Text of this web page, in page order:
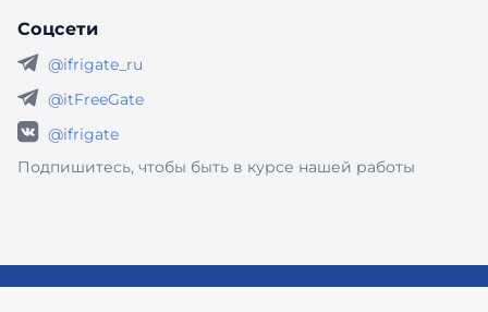
Соцсети
@ifrigate_ru
@itFreeGate
@ifrigate
Подпишитесь, чтобы быть в курсе нашей работы